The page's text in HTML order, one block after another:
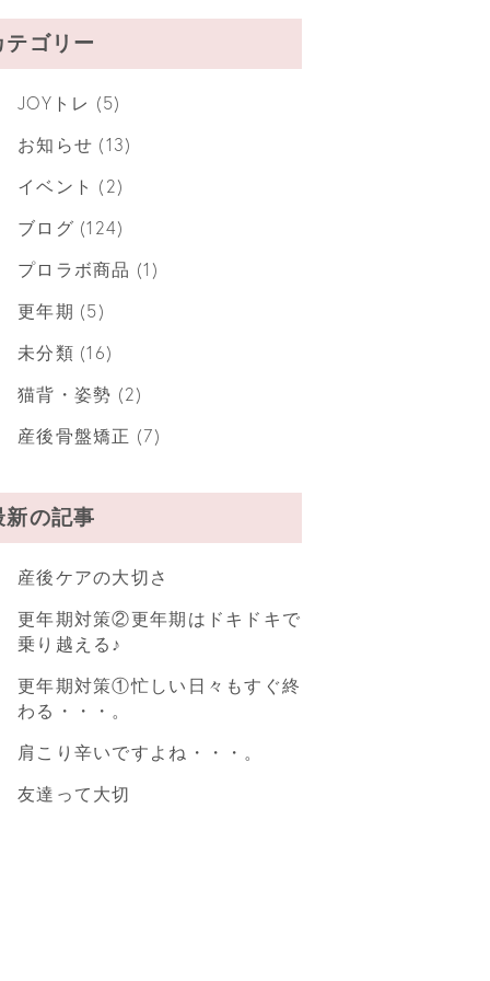
テゴリー
JOYトレ (5)
お知らせ (13)
イベント (2)
ブログ (124)
プロラボ商品 (1)
更年期 (5)
未分類 (16)
猫背・姿勢 (2)
産後骨盤矯正 (7)
新の記事
産後ケアの大切さ
更年期対策②更年期はドキドキで
乗り越える♪
更年期対策①忙しい日々もすぐ終
わる・・・。
肩こり辛いですよね・・・。
友達って大切